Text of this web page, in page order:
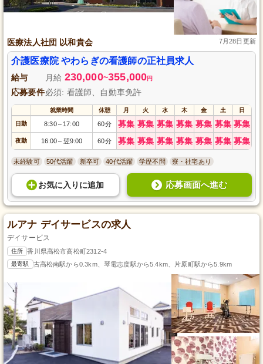
医療法人社団 以和貴会 7月28日更新
介護医療院 やわらぎの看護師の正社員求人
給与 月給 230,000~355,000円
応募要件必須: 看護師、自動車免許
就業時間 休憩 月 火 水 木 金 土 日
日勤 8:30～ 17:00 60分 募集 募集 募集 募集 募集 募集 募集
夜勤 16:00～ 翌9:00 60分 募集 募集 募集 募集 募集 募集 募集
未経験可 50代活躍 新卒可 40代活躍 学歴不問 寮・社宅あり
お気に入り に追加 応募画面へ進む
ルアナ デイサービスの求人
デイサービス
住所 香川県高松市高松町2312-4
最寄駅 古高松南駅から0.3km、琴電志度駅から5.4km、片原町駅から5.9km